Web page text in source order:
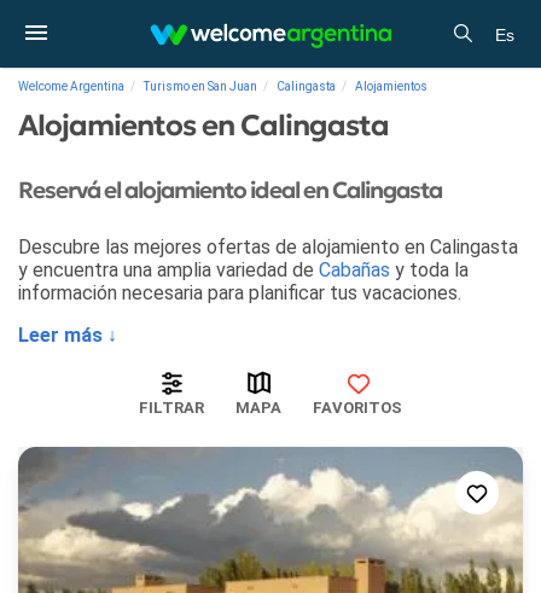
Es
Welcome Argentina Turismo en San Juan Calingasta Alojamientos
Alojamientos en Calingasta
Reservá el alojamiento ideal en Calingasta
Descubre las mejores ofertas de alojamiento en Calingasta
y encuentra una amplia variedad de Cabañas y toda la
información necesaria para planificar tus vacaciones.
Leer más ↓
FILTRAR MAPA FAVORITOS